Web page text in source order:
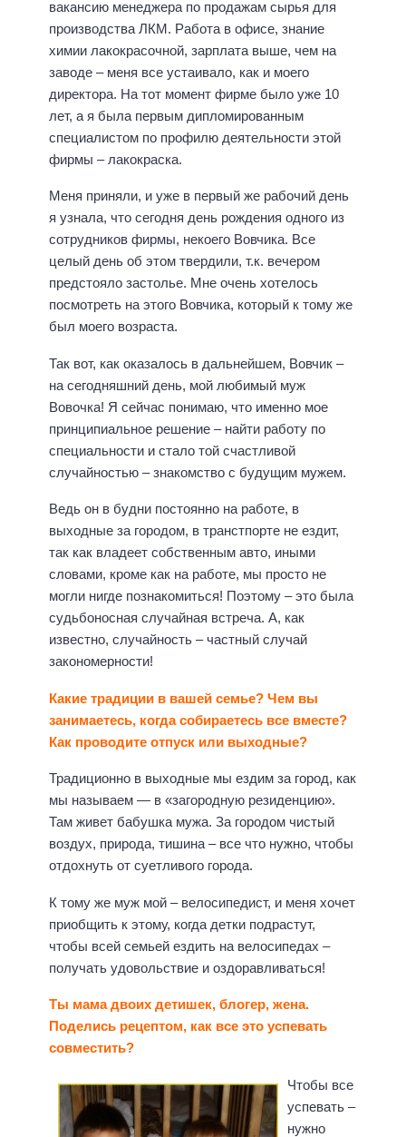
вакансию менеджера по продажам сырья для
производства ЛКМ. Работа в офисе, знание
химии лакокрасочной, зарплата выше, чем на
заводе – меня все устаивало, как и моего
директора. На тот момент фирме было уже 10
лет, а я была первым дипломированным
специалистом по профилю деятельности этой
фирмы – лакокраска.
Меня приняли, и уже в первый же рабочий день
я узнала, что сегодня день рождения одного из
сотрудников фирмы, некоего Вовчика. Все
целый день об этом твердили, т.к. вечером
предстояло застолье. Мне очень хотелось
посмотреть на этого Вовчика, который к тому же
был моего возраста.
Так вот, как оказалось в дальнейшем, Вовчик –
на сегодняшний день, мой любимый муж
Вовочка! Я сейчас понимаю, что именно мое
принципиальное решение – найти работу по
специальности и стало той счастливой
случайностью – знакомство с будущим мужем.
Ведь он в будни постоянно на работе, в
выходные за городом, в транстпорте не ездит,
так как владеет собственным авто, иными
словами, кроме как на работе, мы просто не
могли нигде познакомиться! Поэтому – это была
судьбоносная случайная встреча. А, как
известно, случайность – частный случай
закономерности!
Какие традиции в вашей семье? Чем вы
занимаетесь, когда собираетесь все вместе?
Как проводите отпуск или выходные?
Традиционно в выходные мы ездим за город, как
мы называем — в «загородную резиденцию».
Там живет бабушка мужа. За городом чистый
воздух, природа, тишина – все что нужно, чтобы
отдохнуть от суетливого города.
К тому же муж мой – велосипедист, и меня хочет
приобщить к этому, когда детки подрастут,
чтобы всей семьей ездить на велосипедах –
получать удовольствие и оздоравливаться!
Ты мама двоих детишек, блогер, жена.
Поделись рецептом, как все это успевать
совместить?
Чтобы все
успевать –
нужно